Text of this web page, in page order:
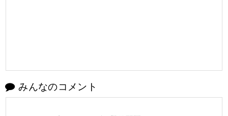
みんなのコメント